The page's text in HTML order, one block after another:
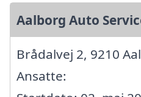
Aalborg Auto
Brådalvej 2, 9210
Ansatte: